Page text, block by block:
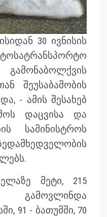
30 ივნისის
შეუსაბამობის
- ამის შესახებ
დაცვისა და
სამინისტროს
მეტი, 215
გამოვლინდა
91 - ბათუმში, 70